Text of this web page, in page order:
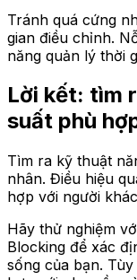
Tránh quá cứng
gian điều chỉnh.
năng quản lý thời
Lời kết: tìm
suất phù
Tìm ra kỹ thuật
nhân. Điều hiệu
hợp với người
Hãy thử nghiệm
Blocking để xác
sống của bạn.